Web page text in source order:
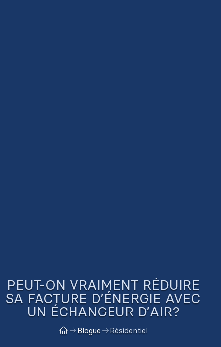
PEUT-ON VRAIMENT RÉDUIRE
SA FACTURE D’ÉNERGIE AVEC
UN ÉCHANGEUR D’AIR?
Blogue Résidentiel